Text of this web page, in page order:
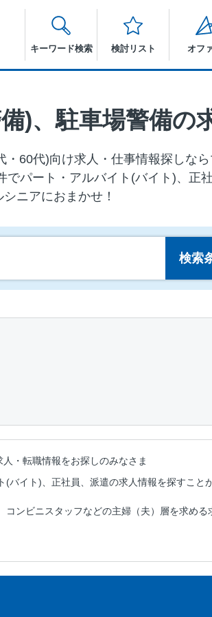
キーワード検索 検討リスト オフ
)、駐車場警備の
60代)向け求⼈・仕事情報探しな
パート・アルバイト(バイト)、正
ニアにおまかせ！
検索
人・転職情報をお探しのみなさま
バイト)、正社員、派遣の求人情報を探すこと
ンビニスタッフなどの主婦（夫）層を求める